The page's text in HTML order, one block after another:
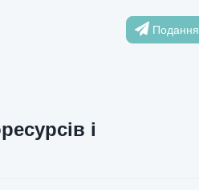
Подання
і